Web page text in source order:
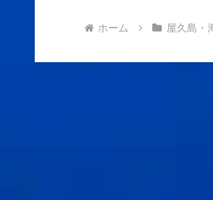
ホーム 屋久島・